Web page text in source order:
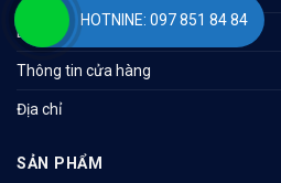
Liên hệ
Thông tin cửa hàng
Địa chỉ
SẢN PHẨM
HOTNINE: 097 851 84 84